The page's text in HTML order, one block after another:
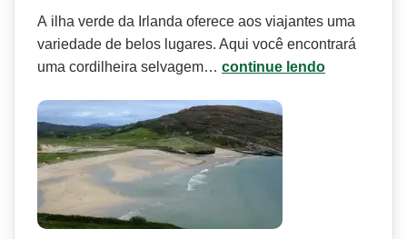
A ilha verde da Irlanda oferece aos viajantes uma
variedade de belos lugares. Aqui você encontrará
uma cordilheira selvagem… continue lendo